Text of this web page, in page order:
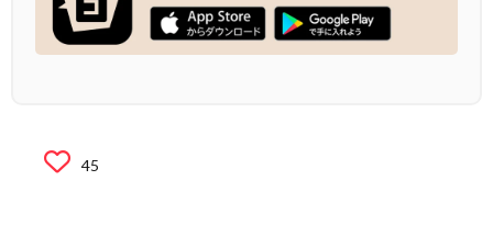
45